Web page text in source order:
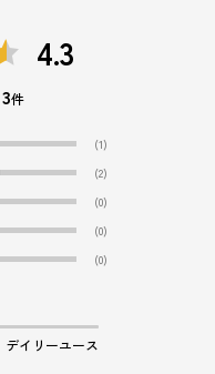
4.3
3件
(1)
(2)
(0)
(0)
(0)
デイリーユース